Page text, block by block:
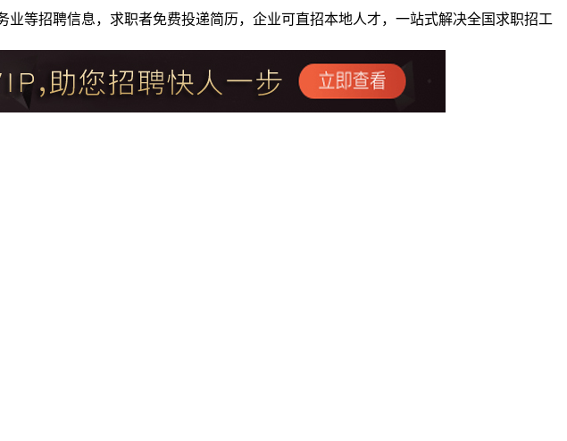
等招聘信息，求职者免费投递简历，企业可直招本地人才，一站式解决全国求职招工